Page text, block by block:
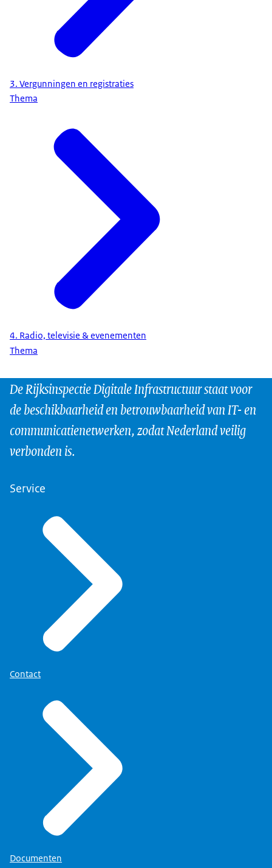
3. Vergunningen en registraties
Thema
4. Radio, televisie & evenementen
Thema
De Rijksinspectie Digitale Infrastructuur staat voor
de beschikbaarheid en betrouwbaarheid van IT- en
communicatienetwerken, zodat Nederland veilig
verbonden is.
Service
Contact
Documenten